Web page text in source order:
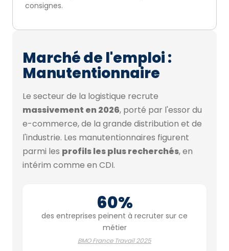
consignes.
Marché de l'emploi :
Manutentionnaire
Le secteur de la logistique recrute
massivement en 2026, porté par l'essor du
e-commerce, de la grande distribution et de
l'industrie. Les manutentionnaires figurent
parmi les profils les plus recherchés, en
intérim comme en CDI.
60%
des entreprises peinent à recruter sur ce
métier
BMO France Travail 2025